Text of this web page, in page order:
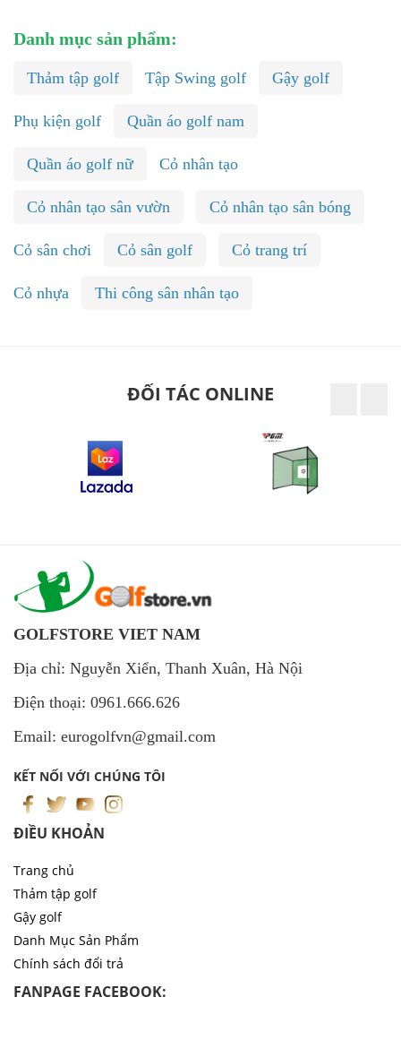
Danh mục sản phẩm:
Thảm tập golf Tập Swing golf Gậy golf
Phụ kiện golf Quần áo golf nam
Quần áo golf nữ Cỏ nhân tạo
Cỏ nhân tạo sân vườn Cỏ nhân tạo sân bóng
Cỏ sân chơi Cỏ sân golf Cỏ trang trí
Cỏ nhựa Thi công sân nhân tạo
ĐỐI TÁC ONLINE
GOLFSTORE VIET NAM
Địa chỉ: Nguyễn Xiển, Thanh Xuân, Hà Nội
Điện thoại: 0961.666.626
Email: eurogolfvn@gmail.com
KẾT NỐI VỚI CHÚNG TÔI
ĐIỀU KHOẢN
Trang chủ
Thảm tập golf
Gậy golf
Danh Mục Sản Phẩm
Chính sách đổi trả
FANPAGE FACEBOOK: